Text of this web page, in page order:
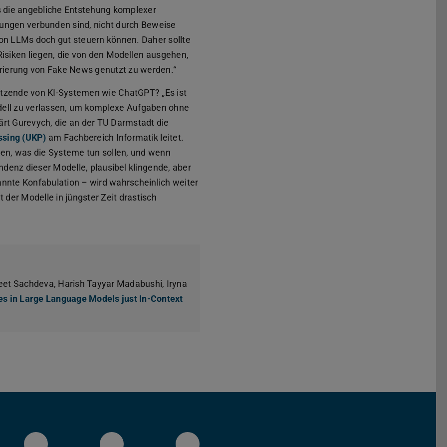
angebliche Entstehung komplexer
verbunden sind, nicht durch Beweise
LLMs doch gut steuern können. Daher sollte
liegen, die von den Modellen ausgehen,
von Fake News genutzt zu werden.“
von KI-Systemen wie ChatGPT? „Es ist
zu verlassen, um komplexe Aufgaben ohne
Gurevych, die an der TU Darmstadt die
(UKP) am Fachbereich Informatik leitet.
was die Systeme tun sollen, und wenn
dieser Modelle, plausibel klingende, aber
Konfabulation – wird wahrscheinlich weiter
der Modelle in jüngster Zeit drastisch
Sachdeva, Harish Tayyar Madabushi, Iryna
in Large Language Models just In-Context